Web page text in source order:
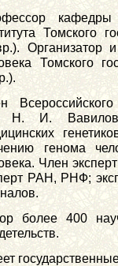
кафедры
Томского
Организатор и
Томского
Н. И. Вавилова
генома
Член
РАН, РНФ;
более 400